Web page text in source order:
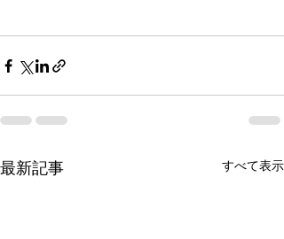
最新記事 すべて表示